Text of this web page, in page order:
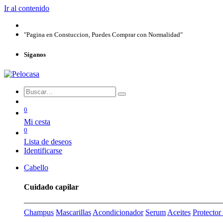
Ir al contenido
"Pagina en Constuccion, Puedes Comprar con Normalidad"
Síganos
0
Mi cesta
0
Lista de deseos
Identificarse
Cabello
Cuidado capilar
Champus Mascarillas Acondicionador Serum Aceites